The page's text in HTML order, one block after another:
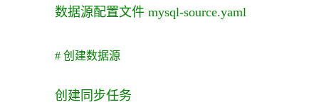
数据源配置文件 mysql-source.yaml
# 创建数据源
创建同步任务